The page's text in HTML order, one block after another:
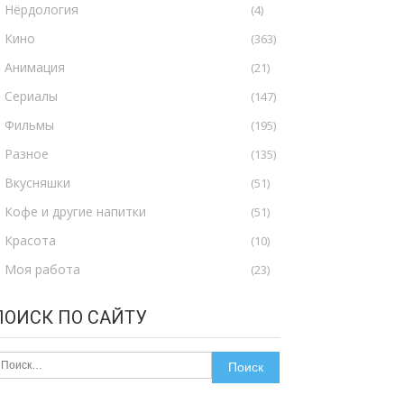
Нёрдология (4)
Кино (363)
Анимация (21)
Сериалы (147)
Фильмы (195)
Разное (135)
Вкусняшки (51)
Кофе и другие напитки (51)
Красота (10)
Моя работа (23)
ПО САЙТУ